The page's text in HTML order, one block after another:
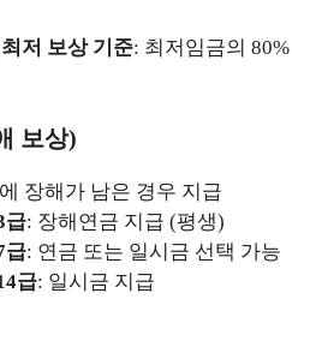
최저 보상 기준: 최저임금의 80%
보상)
장해가 남은 경우 지급
급: 장해연금 지급 (평생)
급: 연금 또는 일시금 선택 가능
급: 일시금 지급